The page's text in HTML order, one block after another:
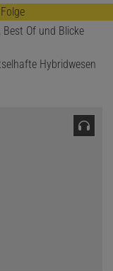
Best Of und Blicke
Hybridwesen